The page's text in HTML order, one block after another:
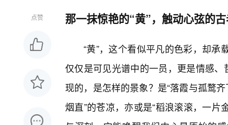
点赞 那一抹惊艳的“黄”，触动心弦的
“黄”，这个看似平凡的色彩，却
仅仅是可见光谱中的一员，更是情感
现的，是怎样的景象？是“落霞与孤鹜
烟直”的苍凉，亦或是“稻浪滚滚，一片